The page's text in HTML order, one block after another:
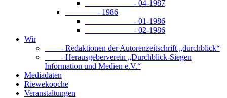
- 04-1987
- 1986
- 01-1986
- 02-1986
Wir
- Redaktionen der Autorenzeitschrift „durchblick“
- Herausgeberverein „Durchblick-Siegen
Information und Medien e.V.“
Mediadaten
Riewekooche
Veranstaltungen